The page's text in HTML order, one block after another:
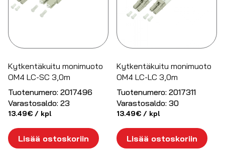
Kytkentäkuitu monimuoto
OM4 LC-SC 3,0m
Tuotenumero: 2017496
Varastosaldo: 23
13.49€ / kpl
Lisää ostoskoriin
Kytkentäkuitu monimuoto
OM4 LC-LC 3,0m
Tuotenumero: 2017311
Varastosaldo: 30
13.49€ / kpl
Lisää ostoskoriin